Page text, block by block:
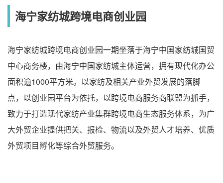
海宁家纺城跨境电商创业园
海宁家纺城跨境电商创业园一期坐落于海宁中国家纺城国贸
中心商务楼，由海宁中国家纺城主体运营，拥有现代化办公
面积逾1000平方米。以家纺及相关产业外贸发展的落脚
点，以创业园平台为依托，以跨境电商服务商联盟为抓手，
致力于打造现代家纺产业集群跨境电商生态服务体系，为广
大外贸企业提供把关、报检、物流以及外贸人才培养、优质
外贸项目孵化等综合外贸服务。